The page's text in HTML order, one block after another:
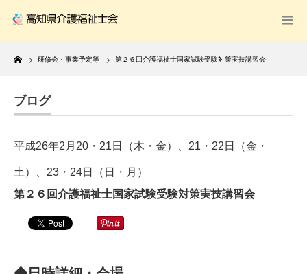
Home
研修会・事業予定等 第２６回介護福祉士国家試験受験対策実技講習会
ブログ
平成26年2月20・21日（木・金）、21・22日（金・
土）、23・24日（日・月）
第２６回介護福祉士国家試験受験対策実技講習会